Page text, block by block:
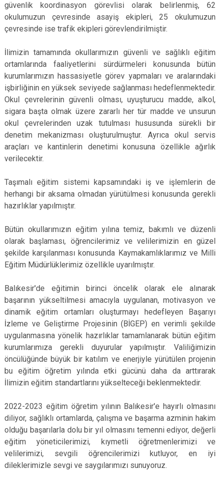
güvenlik koordinasyon görevlisi olarak belirlenmiş, 62
okulumuzun çevresinde asayiş ekipleri, 25 okulumuzun
çevresinde ise trafik ekipleri görevlendirilmiştir.
İlimizin tamamında okullarımızın güvenli ve sağlıklı eğitim
ortamlarında faaliyetlerini sürdürmeleri konusunda bütün
kurumlarımızın hassasiyetle görev yapmaları ve aralarındaki
işbirliğinin en yüksek seviyede sağlanması hedeflenmektedir.
Okul çevrelerinin güvenli olması, uyuşturucu madde, alkol,
sigara başta olmak üzere zararlı her tür madde ve unsurun
okul çevrelerinden uzak tutulması hususunda sürekli bir
denetim mekanizması oluşturulmuştur. Ayrıca okul servis
araçları ve kantinlerin denetimi konusuna özellikle ağırlık
verilecektir.
Taşımalı eğitim sistemi kapsamındaki iş ve işlemlerin de
herhangi bir aksama olmadan yürütülmesi konusunda gerekli
hazırlıklar yapılmıştır.
Bütün okullarımızın eğitim yılına temiz, bakımlı ve düzenli
olarak başlaması, öğrencilerimiz ve velilerimizin en güzel
şekilde karşılanması konusunda Kaymakamlıklarımız ve Milli
Eğitim Müdürlüklerimiz özellikle uyarılmıştır.
Balıkesir'de eğitimin birinci öncelik olarak ele alınarak
başarının yükseltilmesi amacıyla uygulanan, motivasyon ve
dinamik eğitim ortamları oluşturmayı hedefleyen Başarıyı
İzleme ve Geliştirme Projesinin (BİGEP) en verimli şekilde
uygulanmasına yönelik hazırlıklar tamamlanarak bütün eğitim
kurumlarımıza gerekli duyurular yapılmıştır. Valiliğimizin
öncülüğünde büyük bir katılım ve enerjiyle yürütülen projenin
bu eğitim öğretim yılında etki gücünü daha da arttırarak
İlimizin eğitim standartlarını yükselteceği beklenmektedir.
2022-2023 eğitim öğretim yılının Balıkesir'e hayırlı olmasını
diliyor, sağlıklı ortamlarda, çalışma ve başarma azminin hakim
olduğu başarılarla dolu bir yıl olmasını temenni ediyor, değerli
eğitim yöneticilerimizi, kıymetli öğretmenlerimizi ve
velilerimizi, sevgili öğrencilerimizi kutluyor, en iyi
dileklerimizle sevgi ve saygılarımızı sunuyoruz.